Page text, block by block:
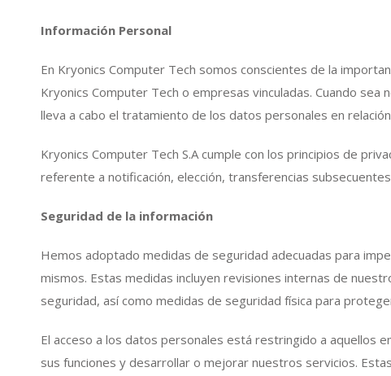
Información Personal
En Kryonics Computer Tech somos conscientes de la
Kryonics Computer Tech o empresas vinculadas. Cuando
lleva a cabo el tratamiento de los datos personales en
Kryonics Computer Tech S.A cumple con los principios de
referente a notificación, elección, transferencias
Seguridad de la información
Hemos adoptado medidas de seguridad adecuadas para
mismos. Estas medidas incluyen revisiones internas de
seguridad, así como medidas de seguridad física para
El acceso a los datos personales está restringido a aquellos
sus funciones y desarrollar o mejorar nuestros servicios.